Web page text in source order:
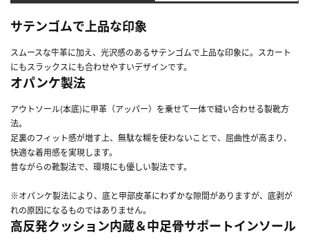
サテンゴムで上品な印象
スムースな牛革に加え、光沢感のあるサテンゴムで上品な印象に。スカート
にもスラックスにも合わせやすいデザインです。
オパンケ製法
アウトソール(本底)に甲革（アッパー）を乗せて一体で縫い合わせる製靴方
法。
足裏のフィット感が増す上、無駄な糊を使わないことで、屈曲性が高まり、
快適な着用感を実現します。
昔ながらの靴製法で、環境にも優しい製法です。
※オパンケ製法により、底と甲部皮革にわずかな隙間がありますが、底剥が
れの原因になるものではありません。
高反発クッション内蔵＆中足骨サポートインソール